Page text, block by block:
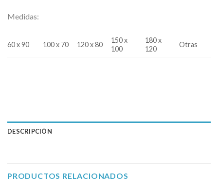
Medidas:
60 x 90 100 x 70 120 x 80
150 x
100
180 x
120
Otras
DESCRIPCIÓN
PRODUCTOS RELACIONADOS